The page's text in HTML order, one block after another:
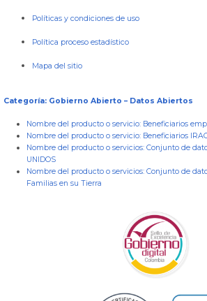
Políticas y condiciones de uso
Política proceso estadístico
Mapa del sitio
Categoría: Gobierno Abierto – Datos Abiertos
Nombre del producto o servicio: Beneficiarios
Nombre del producto o servicio: Beneficiarios
Nombre del producto o servicios: Conjunto de
UNIDOS
Nombre del producto o servicios: Conjunto de
Familias en su Tierra